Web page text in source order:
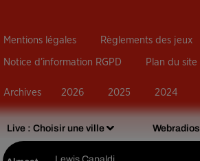
Live : Choisir une ville Webradios
Mentions légales Règlements des jeux
Notice d’information RGPD Plan du site
Archives 2026 2025 2024